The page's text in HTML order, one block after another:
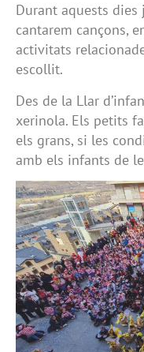
Durant aquests dies
cantarem cançons,
activitats
escollit.
Des de la Llar
xerinola. Els petits
els grans, si les
amb els infants de